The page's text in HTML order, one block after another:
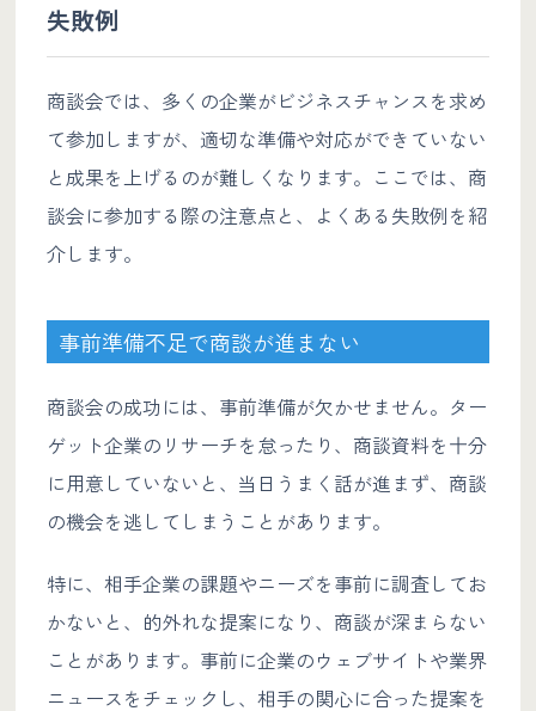
失敗例
商談会では、多くの企業がビジネスチャンスを求め
て参加しますが、適切な準備や対応ができていない
と成果を上げるのが難しくなります。ここでは、商
談会に参加する際の注意点と、よくある失敗例を紹
介します。
事前準備不足で商談が進まない
商談会の成功には、事前準備が欠かせません。ター
ゲット企業のリサーチを怠ったり、商談資料を十分
に用意していないと、当日うまく話が進まず、商談
の機会を逃してしまうことがあります。
特に、相手企業の課題やニーズを事前に調査してお
かないと、的外れな提案になり、商談が深まらない
ことがあります。事前に企業のウェブサイトや業界
ニュースをチェックし、相手の関心に合った提案を